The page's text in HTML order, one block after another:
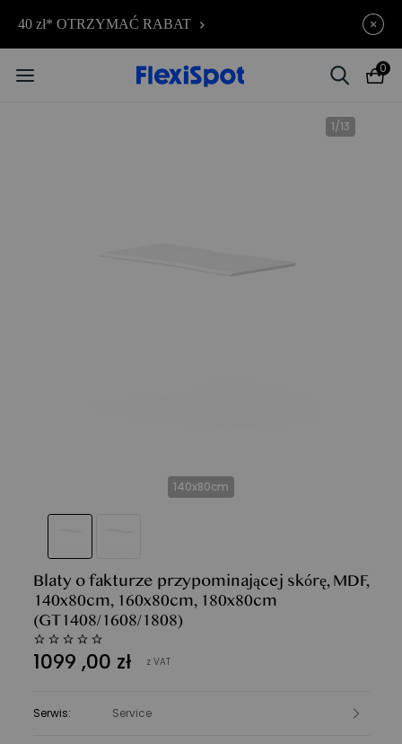
C7 Morpher – Aż 34% rabatu
| teraz już od 2499,00 zł
Kończy się za : 55
0
1/13
140x80cm
Blaty o fakturze przypominającej skórę, MDF,
140x80cm, 160x80cm, 180x80cm
(GT1408/1608/1808)
1099 ,00 zł z VAT
Serwis: Service
40 zł* OTRZYMAĆ RABAT